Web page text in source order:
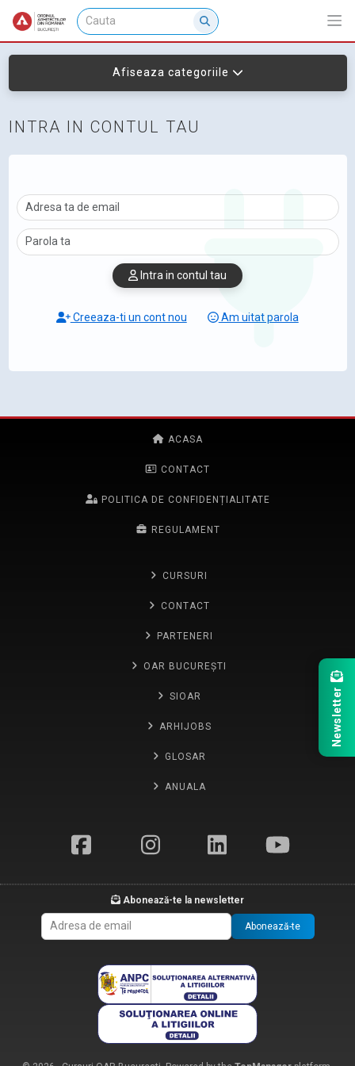
Afiseaza categoriile
INTRA IN CONTUL TAU
Intra in contul tau
Creeaza-ti un cont nou Am uitat parola
ACASA
CONTACT
POLITICA DE CONFIDENȚIALITATE
REGULAMENT
CURSURI
CONTACT
PARTENERI
OAR BUCUREȘTI
SIOAR
ARHIJOBS
GLOSAR
ANUALA
Abonează-te la newsletter
Abonează-te
Newsletter